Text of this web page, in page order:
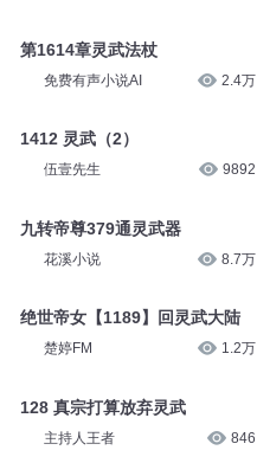
第1614章灵武法杖
免费有声小说AI 2.4万
1412 灵武（2）
伍壹先生 9892
九转帝尊379通灵武器
花溪小说 8.7万
绝世帝女【1189】回灵武大陆
楚婷FM 1.2万
128 真宗打算放弃灵武
主持人王者 846